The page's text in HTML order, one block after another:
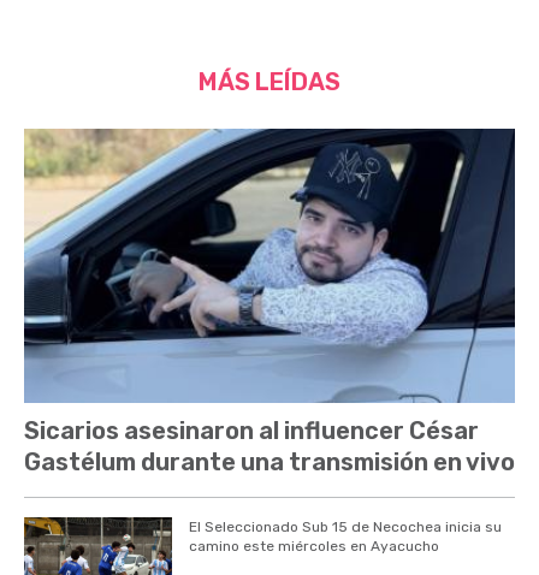
MÁS LEÍDAS
Sicarios asesinaron al influencer César
Gastélum durante una transmisión en vivo
El Seleccionado Sub 15 de Necochea inicia su
camino este miércoles en Ayacucho